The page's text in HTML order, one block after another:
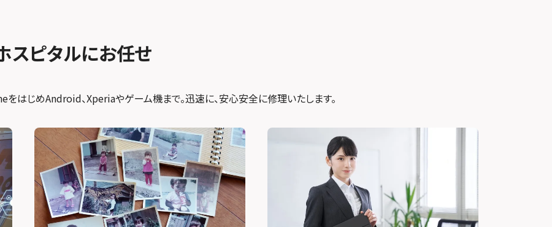
スピタルにお任せ
はじめAndroid、Xperiaやゲーム機まで。迅速に、安心安全に修理いたします。